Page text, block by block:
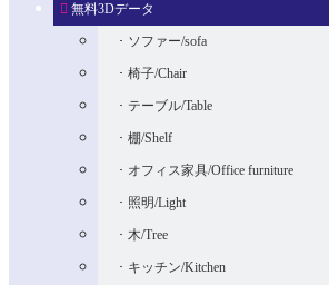
無料3Dデータ
ソファー/sofa
椅子/Chair
テーブル/Table
棚/Shelf
オフィス家具/Office furniture
照明/Light
木/Tree
キッチン/Kitchen